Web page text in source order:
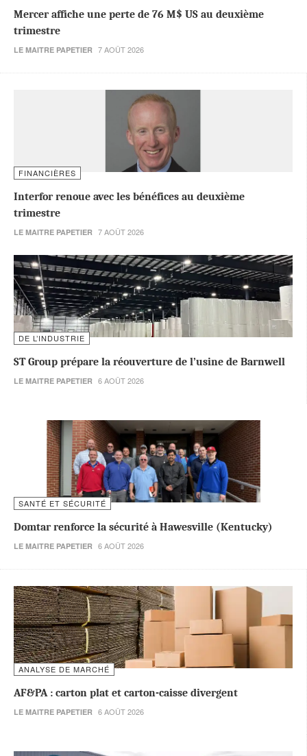
Mercer affiche une perte de 76 M$ US au deuxième
trimestre
LE MAITRE PAPETIER 7 AOÛT 2026
FINANCIÈRES
Interfor renoue avec les bénéfices au deuxième
trimestre
LE MAITRE PAPETIER 7 AOÛT 2026
DE L’INDUSTRIE
ST Group prépare la réouverture de l’usine de Barnwell
LE MAITRE PAPETIER 6 AOÛT 2026
SANTÉ ET SÉCURITÉ
Domtar renforce la sécurité à Hawesville (Kentucky)
LE MAITRE PAPETIER 6 AOÛT 2026
ANALYSE DE MARCHÉ
AF&PA : carton plat et carton-caisse divergent
LE MAITRE PAPETIER 6 AOÛT 2026